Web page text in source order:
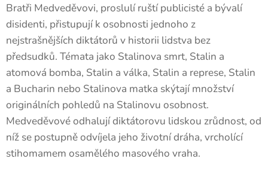
Bratři Medveděvovi, proslulí ruští publicisté a bývalí
disidenti, přistupují k osobnosti jednoho z
nejstrašnějších diktátorů v historii lidstva bez
předsudků. Témata jako Stalinova smrt, Stalin a
atomová bomba, Stalin a válka, Stalin a represe, Stalin
a Bucharin nebo Stalinova matka skýtají množství
originálních pohledů na Stalinovu osobnost.
Medveděvové odhalují diktátorovu lidskou zrůdnost, od
níž se postupně odvíjela jeho životní dráha, vrcholící
stihomamem osamělého masového vraha.